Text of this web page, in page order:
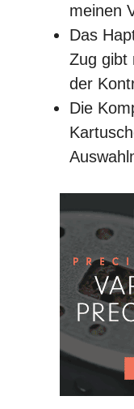
meinen
Das
Zug gibt
der
Die